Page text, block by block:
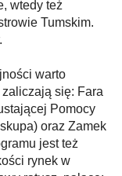
wtedy też
Tumskim.
warto
się: Fara
Pomocy
oraz Zamek
jest też
rynek w